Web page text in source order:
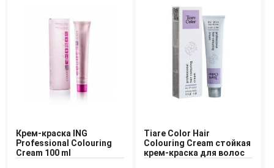
Туалетная вода для тела
Уход для ног
Уход для рук
Мужчинам
Для бороды и усов
Уход для лица
Уход для тела
Уход за мужскими волосами
Крем-краска ING
Professional Colouring
Cream 100 ml
Tiare Color Hair
Colouring Cream стойкая
крем-краска для волос